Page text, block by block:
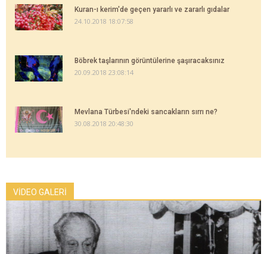
Kuran-ı kerim'de geçen yararlı ve zararlı gıdalar
24.10.2018 18:07:58
Böbrek taşlarının görüntülerine şaşıracaksınız
20.09.2018 23:08:14
Mevlana Türbesi'ndeki sancakların sırrı ne?
30.08.2018 20:48:30
VİDEO GALERİ